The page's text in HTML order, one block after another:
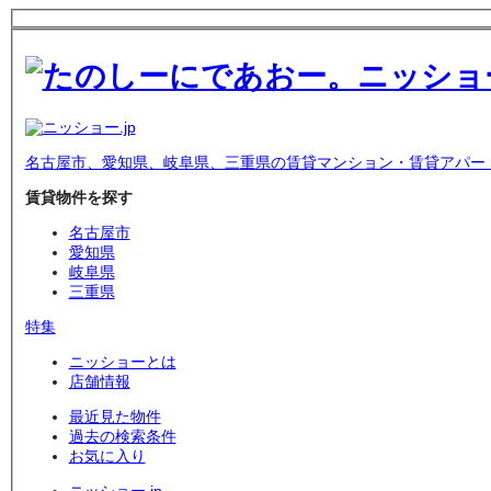
名古屋市、愛知県、岐阜県、三重県の賃貸マンション・賃貸アパー
賃貸物件を探す
名古屋市
愛知県
岐阜県
三重県
特集
ニッショーとは
店舗情報
最近見た物件
過去の検索条件
お気に入り